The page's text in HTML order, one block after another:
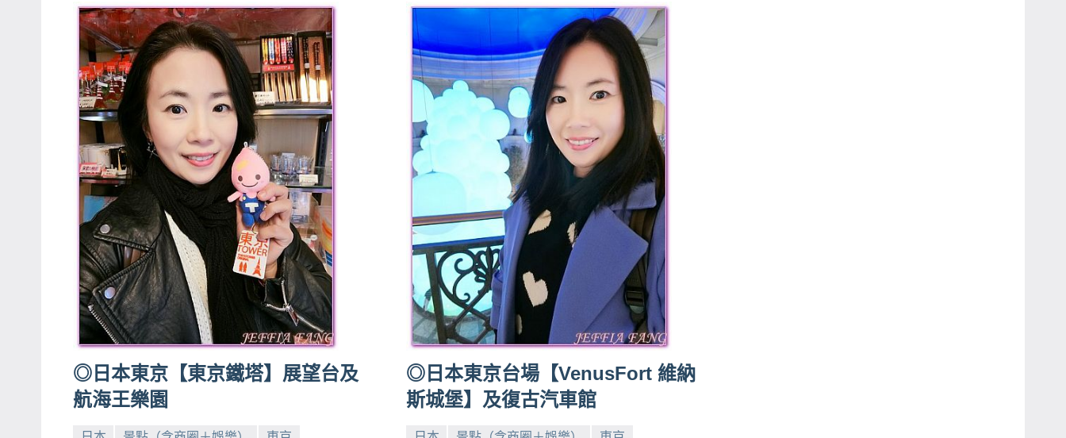
◎日本東京【東京鐵塔】展望台及
航海王樂園
◎日本東京台場【VenusFort 維納
斯城堡】及復古汽車館